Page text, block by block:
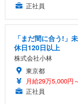
正社員
「まだ間に合う!」
休日120日以上
株式会社小林
東京都
月給29万5,000円
正社員